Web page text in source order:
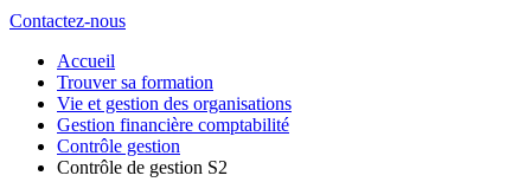
Contactez-nous
Accueil
Trouver sa formation
Vie et gestion des organisations
Gestion financière comptabilité
Contrôle gestion
Contrôle de gestion S2